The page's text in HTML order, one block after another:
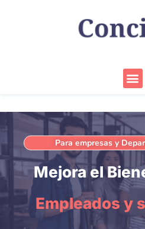
Para empresas y
Mejora el
Empleados y